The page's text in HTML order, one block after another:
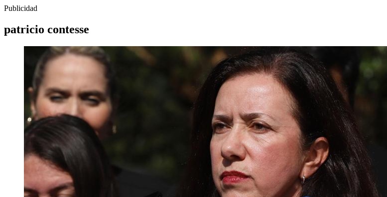
Publicidad
patricio contesse